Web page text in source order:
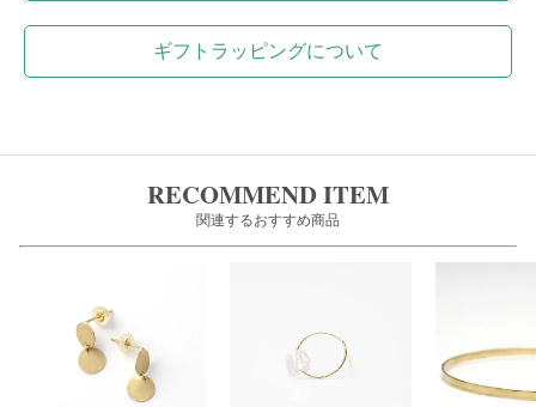
ギフトラッピングについて
RECOMMEND ITEM
関連するおすすめ商品